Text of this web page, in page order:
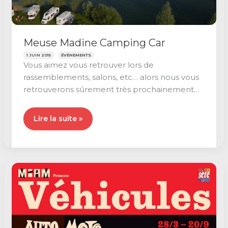
Meuse Madine Camping Car
1 JUIN 2015 ÉVÈNEMENTS
Vous aimez vous retrouver lors de
rassemblements, salons, etc… alors nous vous
retrouverons sûrement très prochainement
Meuse
Madine
Lire la suite »